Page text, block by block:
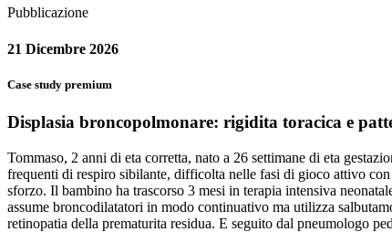
Pubblicazione
21 Dicembre 2026
Case study premium
Displasia broncopolmonare: rigidita toracica e
Tommaso, 2 anni di eta corretta, nato a 26 settimane di eta
frequenti di respiro sibilante, difficolta nelle fasi di gioco attivo
sforzo. Il bambino ha trascorso 3 mesi in terapia intensiva
assume broncodilatatori in modo continuativo ma utilizza
retinopatia della prematurita residua. E seguito dal pneumologo